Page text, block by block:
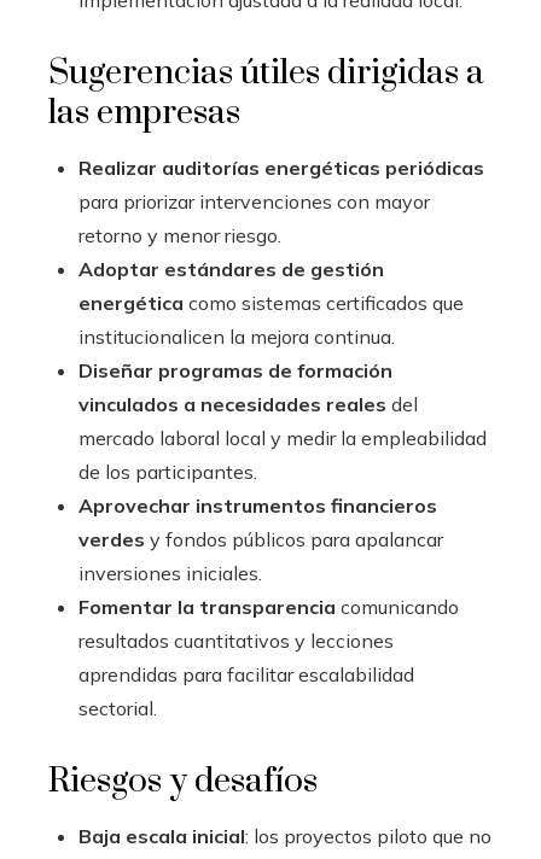
Sugerencias útiles dirigidas a
las empresas
Realizar auditorías energéticas periódicas
para priorizar intervenciones con mayor
retorno y menor riesgo.
Adoptar estándares de gestión
energética como sistemas certificados que
institucionalicen la mejora continua.
Diseñar programas de formación
vinculados a necesidades reales del
mercado laboral local y medir la empleabilidad
de los participantes.
Aprovechar instrumentos financieros
verdes y fondos públicos para apalancar
inversiones iniciales.
Fomentar la transparencia comunicando
resultados cuantitativos y lecciones
aprendidas para facilitar escalabilidad
sectorial.
Riesgos y desafíos
Baja escala inicial: los proyectos piloto que no